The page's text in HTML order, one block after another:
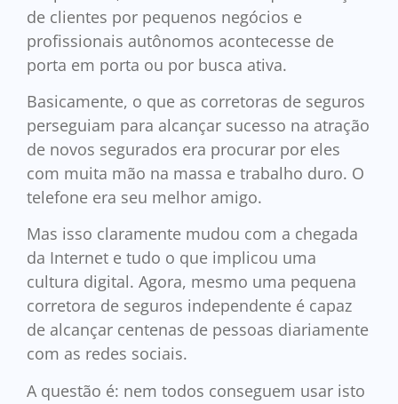
de clientes por pequenos negócios e
profissionais autônomos acontecesse de
porta em porta ou por busca ativa.
Basicamente, o que as corretoras de seguros
perseguiam para alcançar sucesso na atração
de novos segurados era procurar por eles
com muita mão na massa e trabalho duro. O
telefone era seu melhor amigo.
Mas isso claramente mudou com a chegada
da Internet e tudo o que implicou uma
cultura digital. Agora, mesmo uma pequena
corretora de seguros independente é capaz
de alcançar centenas de pessoas diariamente
com as redes sociais.
A questão é: nem todos conseguem usar isto